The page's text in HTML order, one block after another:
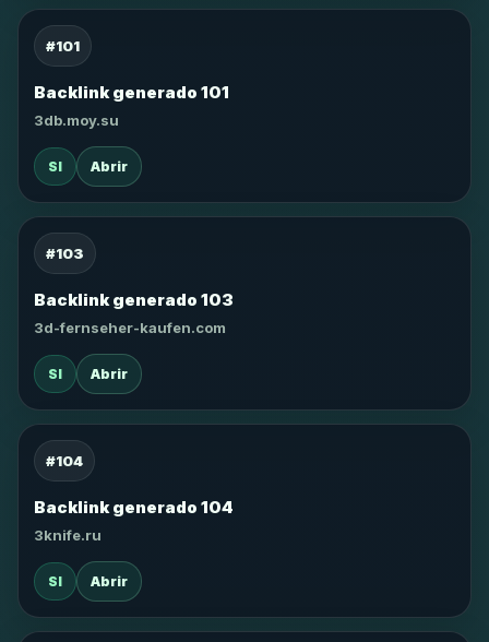
#101
Backlink generado 101
3db.moy.su
SI Abrir
#103
Backlink generado 103
3d-fernseher-kaufen.com
SI Abrir
#104
Backlink generado 104
3knife.ru
SI Abrir